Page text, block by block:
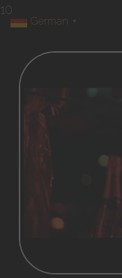
10
German